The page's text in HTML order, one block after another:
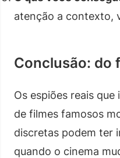
atenção a contexto,
Conclusão: do
Os espiões reais
de filmes famosos
discretas podem ter
quando o cinema